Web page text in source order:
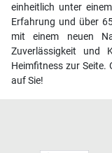
einheitlich unter
Erfahrung und über
mit einem neuen
Zuverlässigkeit und
Heimfitness zur Seite.
auf Sie!